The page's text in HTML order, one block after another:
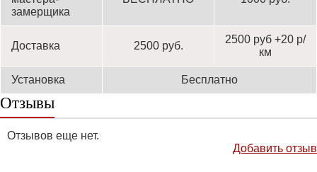
замерщика
Доставка 2500 руб.
2500 руб +20 р/
км
Установка Бесплатно
Отзывы
Отзывов еще нет.
Добавить отзыв